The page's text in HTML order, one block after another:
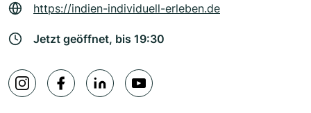
https://indien-individuell-erleben.de
Jetzt geöffnet, bis 19:30